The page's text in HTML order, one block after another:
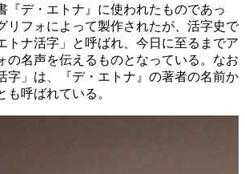
『デ・エトナ』に使われたものであっ
リフォによって製作されたが、活字史で
トナ活字」と呼ばれ、今日に至るまでア
の名声を伝えるものとなっている。なお
字」は、『デ・エトナ』の著者の名前か
も呼ばれている。